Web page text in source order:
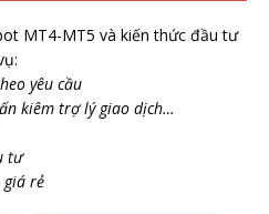
MT4-MT5 và kiến thức đầu tư
yêu cầu
kiêm trợ lý giao dịch…
tư
giá rẻ